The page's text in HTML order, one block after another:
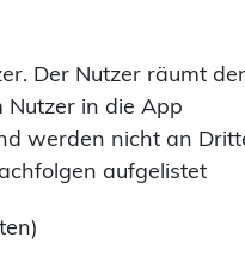
Der Nutzer räumt
Nutzer in die App
werden nicht an
aufgelistet